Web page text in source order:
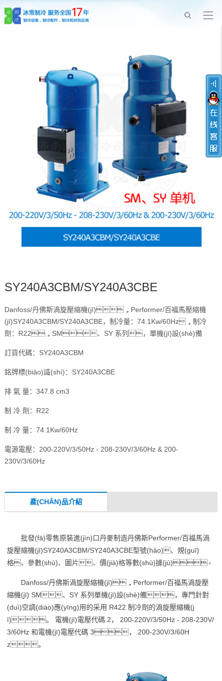
SY240A3CBM/SY240A3CBE
Danfoss/丹佛斯渦旋壓縮機(jī)，Performer/百福馬壓縮機
(jī)SY240A3CBM/SY240A3CBE，制冷量：74.1Kw/60Hz，制冷
劑：R22，SM、SY 系列，單機(jī)設(shè)備
訂貨代碼：SY240A3CBM
銘牌標(biāo)識(shí)：SY240A3CBE
排 氣 量：347.8 cm3
制 冷 劑：R22
制 冷 量：74.1Kw/60Hz
電源電壓：200-220V/3/50Hz - 208-230V/3/60Hz & 200-
230V/3/60Hz
產(CHǍN)品介紹
批發(fā)零售原裝進(jìn)口丹麥制造丹佛斯Performer/百福馬渦
旋壓縮機(jī)SY240A3CBM/SY240A3CBE型號(hào)、規(guī)
格、參數(shù)、圖片、價(jià)格等數(shù)據(jù)。
Danfoss/丹佛斯渦旋壓縮機(jī)，Performer/百福馬渦旋壓
縮機(jī) SM、SY 系列單機(jī)設(shè)備，專門針對
(duì)空調(diào)應(yīng)用的采用 R422 制冷劑的渦旋壓縮機(j
ī)。 電機(jī)電壓代碼 2， 200-220V/3/50Hz - 208-230V/
3/60Hz 和電機(jī)電壓代碼 3， 200-230V/3/60H
z。